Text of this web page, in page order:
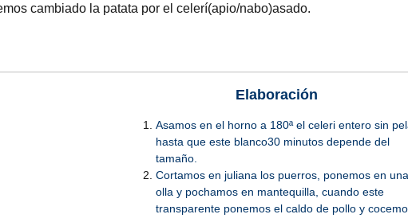
cambiado la patata por el celerí(apio/nabo)asado.
Elaboración
Asamos en el horno a 180ª el celeri entero sin
hasta que este blanco30 minutos depende del
tamaño.
Cortamos en juliana los puerros, ponemos en una
olla y pochamos en mantequilla, cuando este
transparente ponemos el caldo de pollo y